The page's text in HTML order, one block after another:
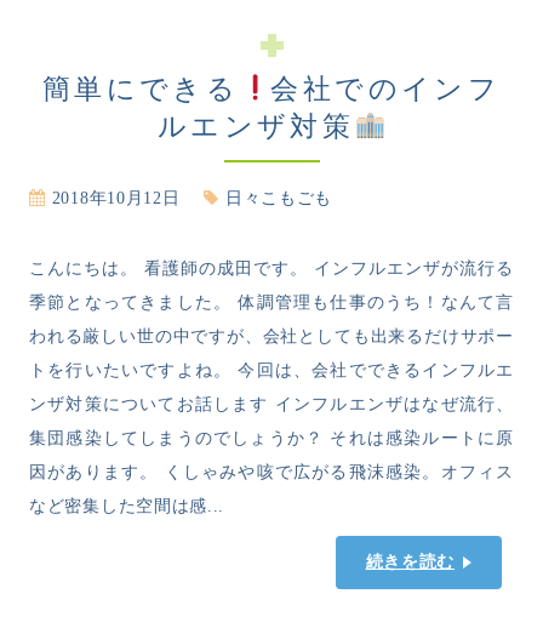
簡単にできる
会社でのインフ
ルエンザ対策
2018年10月12日 日々こもごも
こんにちは。 看護師の成田です。 インフルエンザが流行る
季節となってきました。 体調管理も仕事のうち！なんて言
われる厳しい世の中ですが、会社としても出来るだけサポー
トを行いたいですよね。 今回は、会社でできるインフルエ
ンザ対策についてお話します インフルエンザはなぜ流行、
集団感染してしまうのでしょうか？ それは感染ルートに原
因があります。 くしゃみや咳で広がる飛沫感染。オフィス
など密集した空間は感...
続きを読む